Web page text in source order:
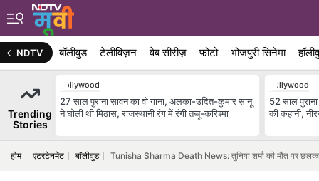
NDTV बॉलीवुड टेलीविज़न वेब सीरीज़ फोटो भोजपुरी सिनेमा
Trending
Stories
Bollywood
27 साल पुराना सावन का वो गाना, अलका-उदित-कुमार सानू
ने घोली थी मिठास, राजस्थानी रंग में रंगी तब्बू-करिश्मा
Bollywood
52 साल
की कहानी,
होम एंटरटेनमेंट बॉलीवुड Tunisha Sharma Death News: तुनिषा शर्मा की मौत पर छलका